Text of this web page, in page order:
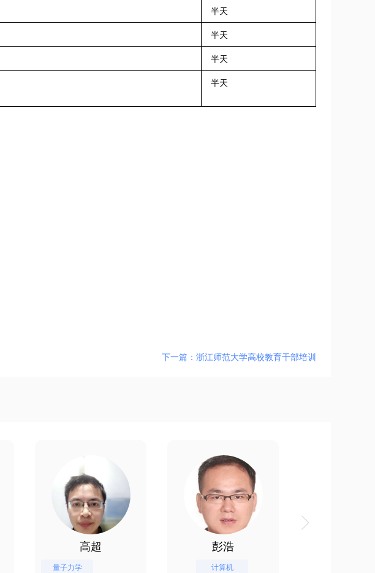
半天
半天
半天
半天
下一篇：浙江师范大学高校教育干部培训
高超
量子力学
彭浩
计算机